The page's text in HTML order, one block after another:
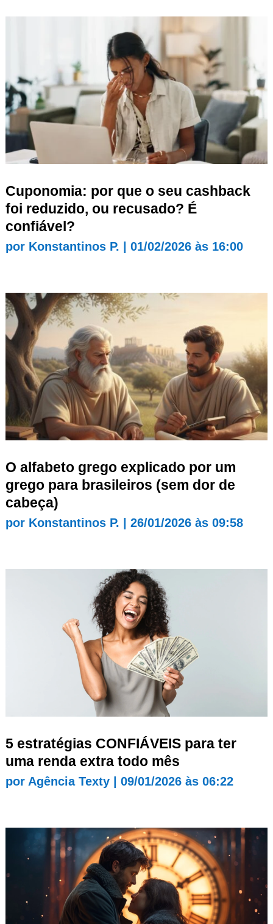
Cuponomia: por que o seu cashback
foi reduzido, ou recusado? É
confiável?
por Konstantinos P. 01/02/2026 às 16:00
O alfabeto grego explicado por um
grego para brasileiros (sem dor de
cabeça)
por Konstantinos P. 26/01/2026 às 09:58
5 estratégias CONFIÁVEIS para ter
uma renda extra todo mês
por Agência Texty| 09/01/2026 às 06:22